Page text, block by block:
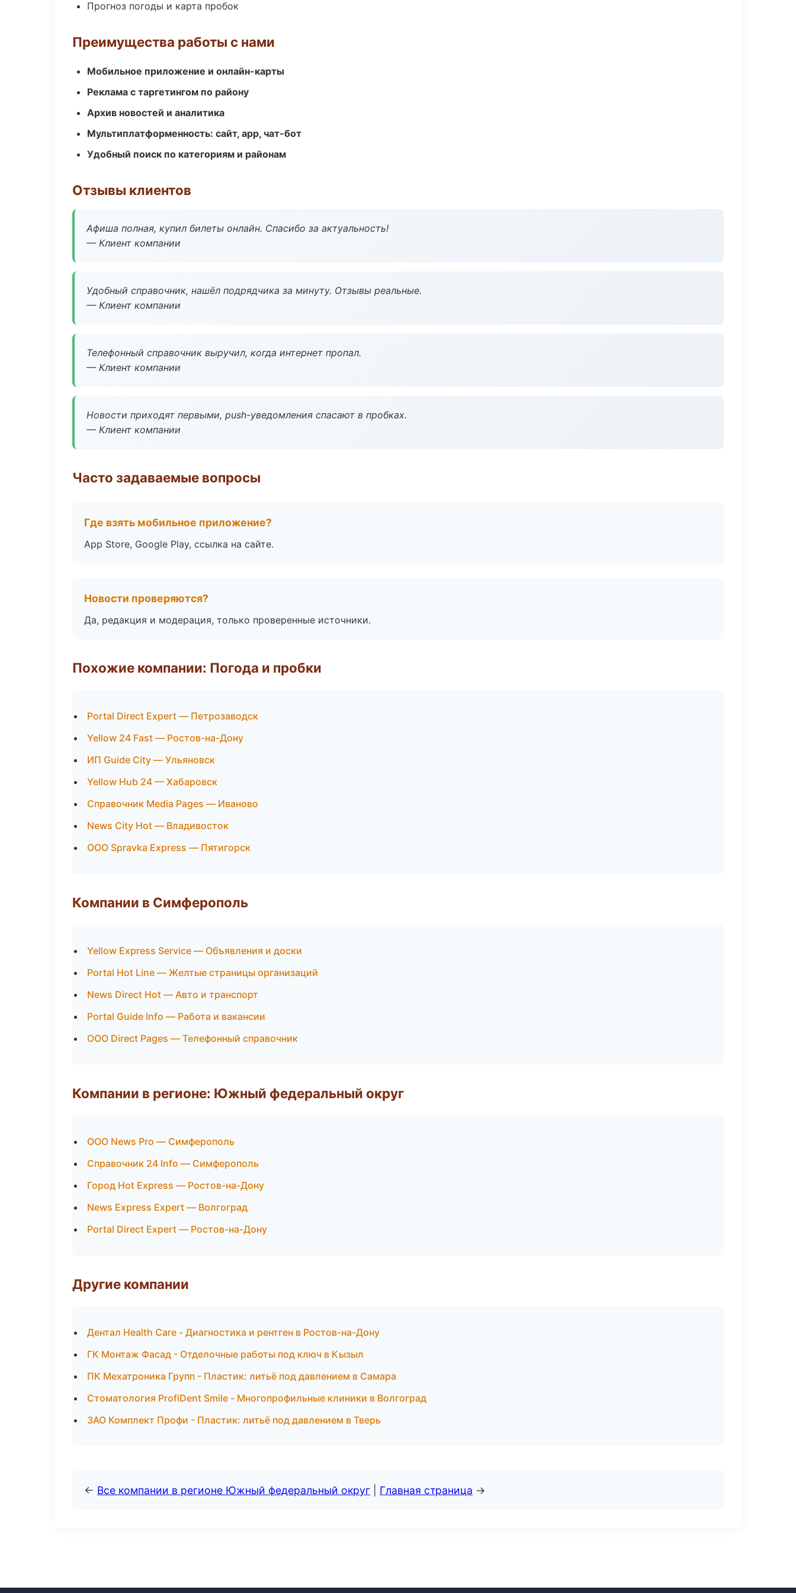
Прогноз погоды и карта пробок
Преимущества работы с нами
Мобильное приложение и онлайн-карты
Реклама с таргетингом по району
Архив новостей и аналитика
Мультиплатформенность: сайт, app, чат-бот
Удобный поиск по категориям и районам
Отзывы клиентов
Афиша полная, купил билеты онлайн. Спасибо за актуальность!
— Клиент компании
Удобный справочник, нашёл подрядчика за минуту. Отзывы реальные.
— Клиент компании
Телефонный справочник выручил, когда интернет пропал.
— Клиент компании
Новости приходят первыми, push-уведомления спасают в пробках.
— Клиент компании
Часто задаваемые вопросы
Где взять мобильное приложение?
App Store, Google Play, ссылка на сайте.
Новости проверяются?
Да, редакция и модерация, только проверенные источники.
Похожие компании: Погода и пробки
Portal Direct Expert — Петрозаводск
Yellow 24 Fast — Ростов-на-Дону
ИП Guide City — Ульяновск
Yellow Hub 24 — Хабаровск
Справочник Media Pages — Иваново
News City Hot — Владивосток
ООО Spravka Express — Пятигорск
Компании в Симферополь
Yellow Express Service — Объявления и доски
Portal Hot Line — Желтые страницы организаций
News Direct Hot — Авто и транспорт
Portal Guide Info — Работа и вакансии
ООО Direct Pages — Телефонный справочник
Компании в регионе: Южный федеральный округ
ООО News Pro — Симферополь
Справочник 24 Info — Симферополь
Город Hot Express — Ростов-на-Дону
News Express Expert — Волгоград
Portal Direct Expert — Ростов-на-Дону
Другие компании
Дентал Health Care - Диагностика и рентген в Ростов-на-Дону
ГК Монтаж Фасад - Отделочные работы под ключ в Кызыл
ПК Мехатроника Групп - Пластик: литьё под давлением в Самара
Стоматология ProfiDent Smile - Многопрофильные клиники в Волгоград
ЗАО Комплект Профи - Пластик: литьё под давлением в Тверь
← Все компании в регионе Южный федеральный округ Главная страница →